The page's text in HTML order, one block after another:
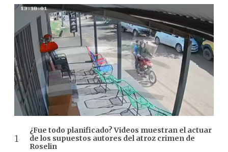
¿Fue todo planificado? Videos muestran el actuar
de los supuestos autores del atroz crimen de
Roselin